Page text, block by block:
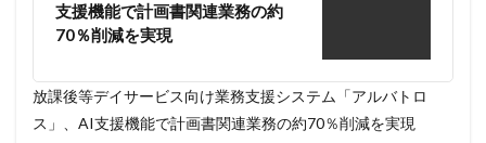
支援機能で計画書関連業務の約
70％削減を実現
放課後等デイサービス向け業務支援システム「アルバトロ
ス」、AI支援機能で計画書関連業務の約70％削減を実現